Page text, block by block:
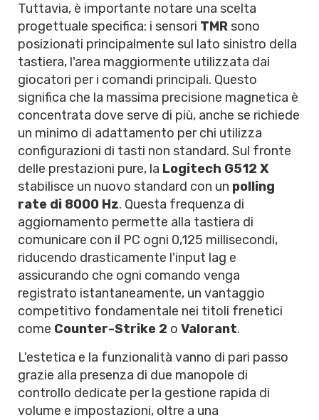
Tuttavia, è importante notare una scelta
progettuale specifica: i sensori TMR sono
posizionati principalmente sul lato sinistro della
tastiera, l'area maggiormente utilizzata dai
giocatori per i comandi principali. Questo
significa che la massima precisione magnetica è
concentrata dove serve di più, anche se richiede
un minimo di adattamento per chi utilizza
configurazioni di tasti non standard. Sul fronte
delle prestazioni pure, la Logitech G512 X
stabilisce un nuovo standard con un polling
rate di 8000 Hz. Questa frequenza di
aggiornamento permette alla tastiera di
comunicare con il PC ogni 0,125 millisecondi,
riducendo drasticamente l'input lag e
assicurando che ogni comando venga
registrato istantaneamente, un vantaggio
competitivo fondamentale nei titoli frenetici
come Counter-Strike 2 o Valorant.
L'estetica e la funzionalità vanno di pari passo
grazie alla presenza di due manopole di
controllo dedicate per la gestione rapida di
volume e impostazioni, oltre a una